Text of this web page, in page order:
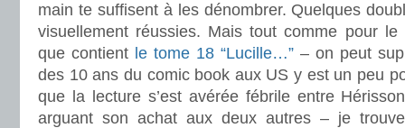
main te suffisent à les dénombrer. Quelques
visuellement réussies. Mais tout comme pour
que contient le tome 18 “Lucille…” – on peut
des 10 ans du comic book aux US y est un peu
que la lecture s’est avérée fébrile entre
arguant son achat aux deux autres – je